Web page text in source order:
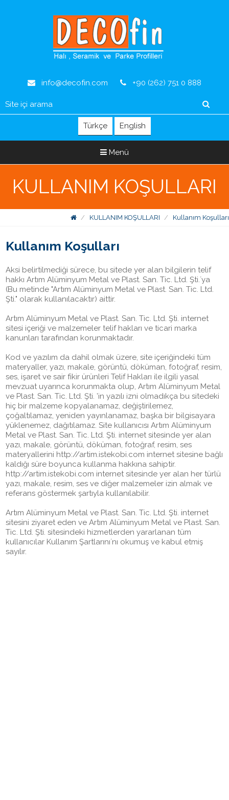
info@decofin.com +90 (262) 751 0 888
Türkçe English
Menü
KULLANIM KOŞULLARI
KULLANIM KOŞULLARI Kullanım Koşulları
Kullanım Koşulları
Aksi belirtilmediği sürece, bu sitede yer alan bilgilerin telif
hakkı Artım Alüminyum Metal ve Plast. San. Tic. Ltd. Şti.´ya
(Bu metinde "Artım Alüminyum Metal ve Plast. San. Tic. Ltd.
Şti." olarak kullanılacaktır) aittir.
Artım Alüminyum Metal ve Plast. San. Tic. Ltd. Şti. internet
sitesi içeriği ve malzemeler telif hakları ve ticari marka
kanunları tarafından korunmaktadır.
Kod ve yazılım da dahil olmak üzere, site içeriğindeki tüm
materyaller, yazı, makale, görüntü, döküman, fotoğraf, resim,
ses, işaret ve sair fikir ürünleri Telif Hakları ile ilgili yasal
mevzuat uyarınca korunmakta olup, Artım Alüminyum Metal
ve Plast. San. Tic. Ltd. Şti. ’in yazılı izni olmadıkça bu sitedeki
hiç bir malzeme kopyalanamaz, değiştirilemez,
çoğaltılamaz, yeniden yayınlanamaz, başka bir bilgisayara
yüklenemez, dağıtılamaz. Site kullanıcısı Artım Alüminyum
Metal ve Plast. San. Tic. Ltd. Şti. internet sitesinde yer alan
yazı, makale, görüntü, döküman, fotoğraf, resim, ses
materyallerini http://artim.istekobi.com internet sitesine bağlı
kaldığı süre boyunca kullanma hakkına sahiptir.
http://artim.istekobi.com internet sitesinde yer alan her türlü
yazı, makale, resim, ses ve diğer malzemeler izin almak ve
referans göstermek şartıyla kullanılabilir.
Artım Alüminyum Metal ve Plast. San. Tic. Ltd. Şti. internet
sitesini ziyaret eden ve Artım Alüminyum Metal ve Plast. San.
Tic. Ltd. Şti. sitesindeki hizmetlerden yararlanan tüm
kullanıcılar Kullanım Şartlarını´nı okumuş ve kabul etmiş
sayılır.